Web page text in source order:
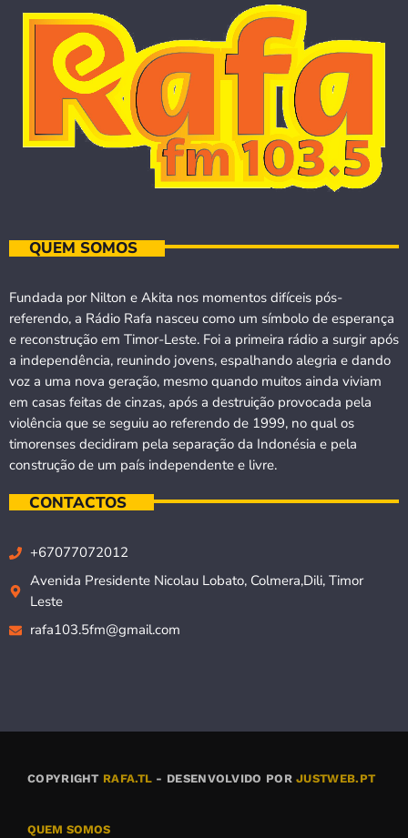
QUEM SOMOS
Fundada por Nilton e Akita nos momentos difíceis pós-
referendo, a Rádio Rafa nasceu como um símbolo de esperança
e reconstrução em Timor-Leste. Foi a primeira rádio a surgir após
a independência, reunindo jovens, espalhando alegria e dando
voz a uma nova geração, mesmo quando muitos ainda viviam
em casas feitas de cinzas, após a destruição provocada pela
violência que se seguiu ao referendo de 1999, no qual os
timorenses decidiram pela separação da Indonésia e pela
construção de um país independente e livre.
CONTACTOS
+67077072012
Avenida Presidente Nicolau Lobato, Colmera,Dili, Timor
Leste
rafa103.5fm@gmail.com
COPYRIGHT RAFA.TL - DESENVOLVIDO PORJUSTWEB.PT
QUEM SOMOS